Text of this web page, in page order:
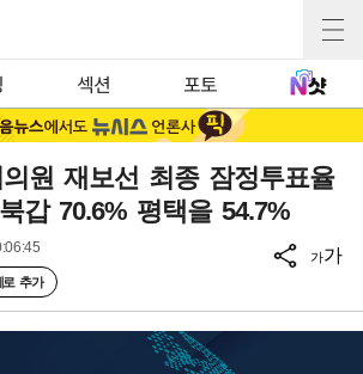
섹션 포토
의원 재보선 최종 잠정투표율
갑 70.6% 평택을 54.7%
로 추가
가가